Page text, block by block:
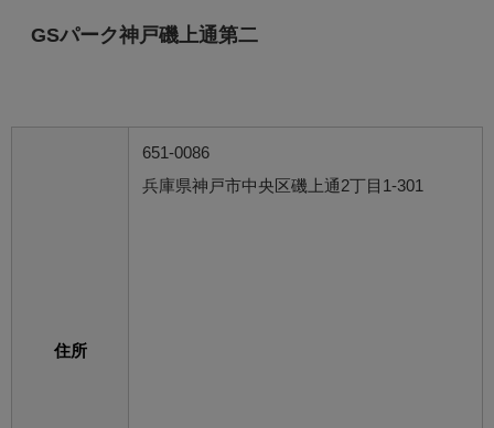
GSパーク神戸磯上通第二
住所
651-0086
兵庫県神戸市中央区磯上通2丁目1-301